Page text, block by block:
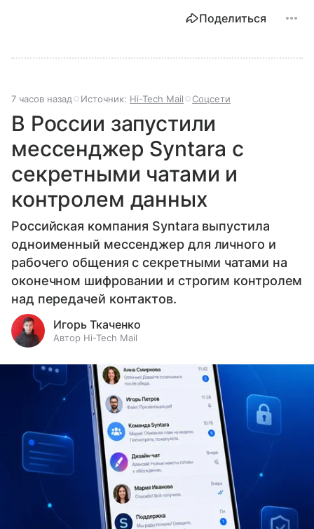
Поделиться
7 часов назад Источник: Hi-Tech Mail Соцсети
В России запустили
мессенджер Syntara с
секретными чатами и
контролем данных
Российская компания Syntara выпустила
одноименный мессенджер для личного и
рабочего общения с секретными чатами на
оконечном шифровании и строгим контролем
над передачей контактов.
Игорь Ткаченко
Автор Hi-Tech Mail